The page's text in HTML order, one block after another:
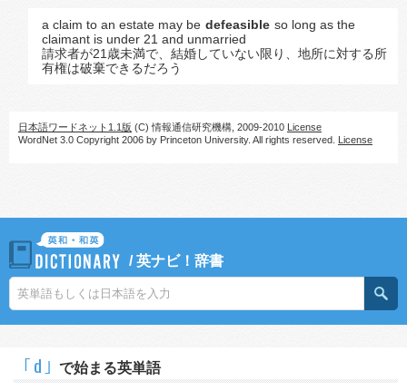
a claim to an estate may be defeasible so long as the
claimant is under 21 and unmarried
請求者が21歳未満で、結婚していない限り、地所に対する所
有権は破棄できるだろう
日本語ワードネット1.1版 (C) 情報通信研究機構, 2009-2010 License
WordNet 3.0 Copyright 2006 by Princeton University. All rights reserved. License
/英ナビ！辞書
｢d｣ で始まる英単語